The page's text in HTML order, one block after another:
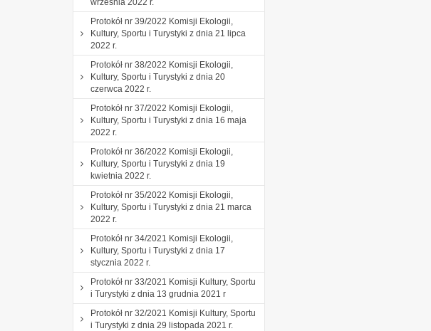
września 2022 r.
Protokół nr 39/2022 Komisji Ekologii,
Kultury, Sportu i Turystyki z dnia 21 lipca
2022 r.
Protokół nr 38/2022 Komisji Ekologii,
Kultury, Sportu i Turystyki z dnia 20
czerwca 2022 r.
Protokół nr 37/2022 Komisji Ekologii,
Kultury, Sportu i Turystyki z dnia 16 maja
2022 r.
Protokół nr 36/2022 Komisji Ekologii,
Kultury, Sportu i Turystyki z dnia 19
kwietnia 2022 r.
Protokół nr 35/2022 Komisji Ekologii,
Kultury, Sportu i Turystyki z dnia 21 marca
2022 r.
Protokół nr 34/2021 Komisji Ekologii,
Kultury, Sportu i Turystyki z dnia 17
stycznia 2022 r.
Protokół nr 33/2021 Komisji Kultury, Sportu
i Turystyki z dnia 13 grudnia 2021 r
Protokół nr 32/2021 Komisji Kultury, Sportu
i Turystyki z dnia 29 listopada 2021 r.